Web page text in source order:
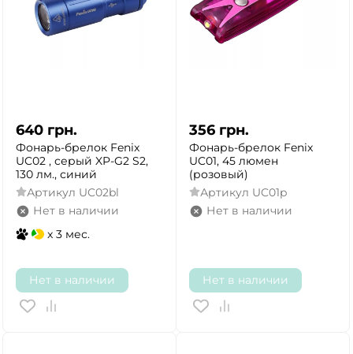
640 грн.
Фонарь-брелок Fenix
UC02 , серый XP-G2 S2,
130 лм., синий
Артикул UC02bl
Нет в наличии
x 3 мес.
Нет в наличии
356 грн.
Фонарь-брелок Fenix
UC01, 45 люмен
(розовый)
Артикул UC01p
Нет в наличии
Нет в наличии